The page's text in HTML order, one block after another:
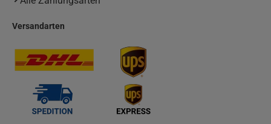
Versandarten